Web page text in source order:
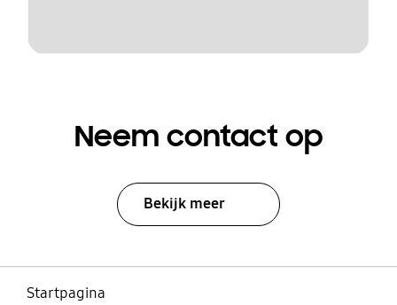
Neem contact op
Bekijk meer
Startpagina